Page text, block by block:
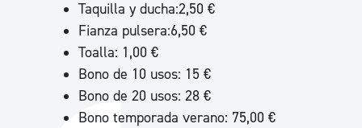
Taquilla y ducha:2,50 €
Fianza pulsera:6,50 €
Toalla: 1,00 €
Bono de 10 usos: 15 €
Bono de 20 usos: 28 €
Bono temporada verano: 75,00 €